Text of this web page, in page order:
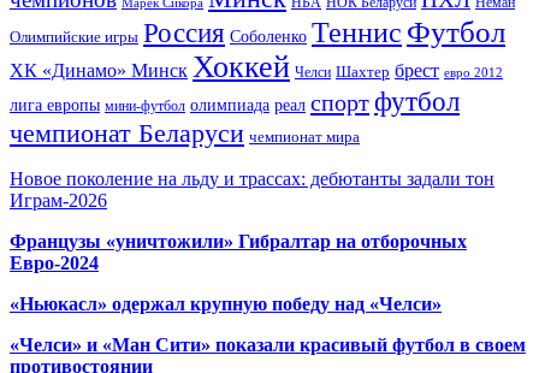
Олимпийские игры Россия Соболенко Теннис Футбол
ХК «Динамо» Минск Хоккей Челси Шахтер брест евро 2012
лига европы мини-футбол олимпиада реал спортфутбол
чемпионат Беларуси чемпионат мира
Новое поколение на льду и трассах: дебютанты задали тон
Играм-2026
Французы «уничтожили» Гибралтар на отборочных
Евро-2024
«Ньюкасл» одержал крупную победу над «Челси»
«Челси» и «Ман Сити» показали красивый футбол в своем
противостоянии